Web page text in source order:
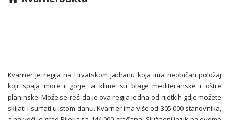
Kvarner je regija na Hrvatskom jadranu koja ima neobičan položaj
koji spaja more i gorje, a klime su blage mediteranske i oštre
planinske. Može se reći da je ova regija jedna od rijetkih gdje možete
skijati i surfati u istom danu. Kvarner ima više od 305.000 stanovnika,